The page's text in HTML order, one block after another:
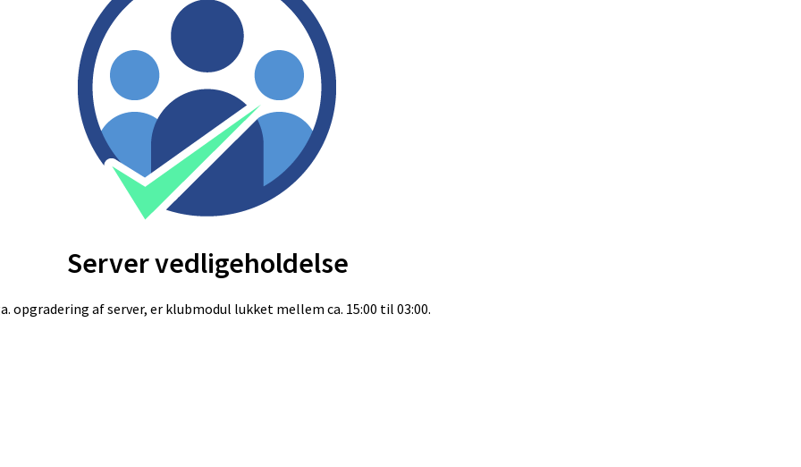
Server vedligeholdelse
opgradering af server, er klubmodul lukket mellem ca. 15:00 til 03:00.